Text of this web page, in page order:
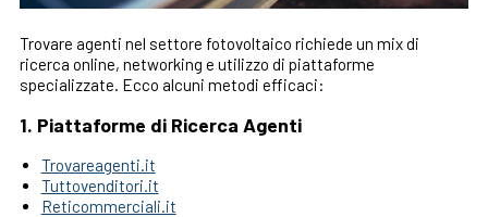
Trovare agenti nel settore fotovoltaico richiede un mix di
ricerca online, networking e utilizzo di piattaforme
specializzate. Ecco alcuni metodi efficaci:
1. Piattaforme di Ricerca Agenti
Trovareagenti.it
Tuttovenditori.it
Reticommerciali.it